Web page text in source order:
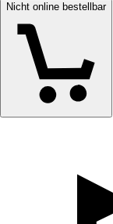
Nicht online bestellbar